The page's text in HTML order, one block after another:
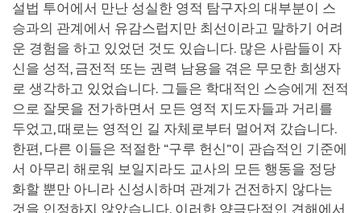
설법 투어에서 만난 성실한 영적 탐구자의 대부분이 스
승과의 관계에서 유감스럽지만 최선이라고 말하기 어려
운 경험을 하고 있었던 것도 있습니다. 많은 사람들이 자
신을 성적, 금전적 또는 권력 남용을 겪은 무모한 희생자
로 생각하고 있었습니다. 그들은 학대적인 스승에게 전적
으로 잘못을 전가하면서 모든 영적 지도자들과 거리를
두었고, 때로는 영적인 길 자체로부터 멀어져 갔습니다.
한편, 다른 이들은 적절한 “구루 헌신”이 관습적인 기준에
서 아무리 해로워 보일지라도 교사의 모든 행동을 정당
화할 뿐만 아니라 신성시하며 관계가 건전하지 않다는
것을 인정하지 않았습니다. 이러한 양극단적인 견해에서